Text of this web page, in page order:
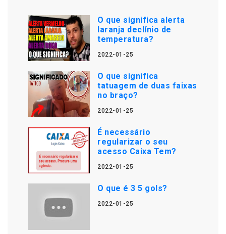
O que significa alerta
laranja declínio de
temperatura?
2022-01-25
O que significa
tatuagem de duas faixas
no braço?
2022-01-25
É necessário
regularizar o seu
acesso Caixa Tem?
2022-01-25
O que é 3 5 gols?
2022-01-25